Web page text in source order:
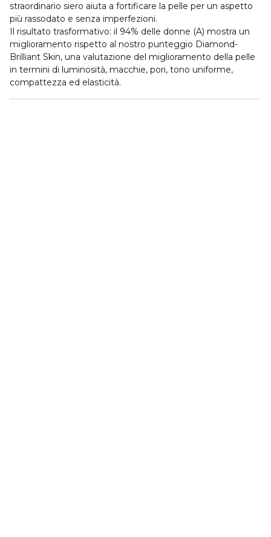
straordinario siero aiuta a fortificare la pelle per un aspetto
più rassodato e senza imperfezioni.
Il risultato trasformativo: il 94% delle donne (A) mostra un
miglioramento rispetto al nostro punteggio Diamond-
Brilliant Skin, una valutazione del miglioramento della pelle
in termini di luminosità, macchie, pori, tono uniforme,
compattezza ed elasticità.